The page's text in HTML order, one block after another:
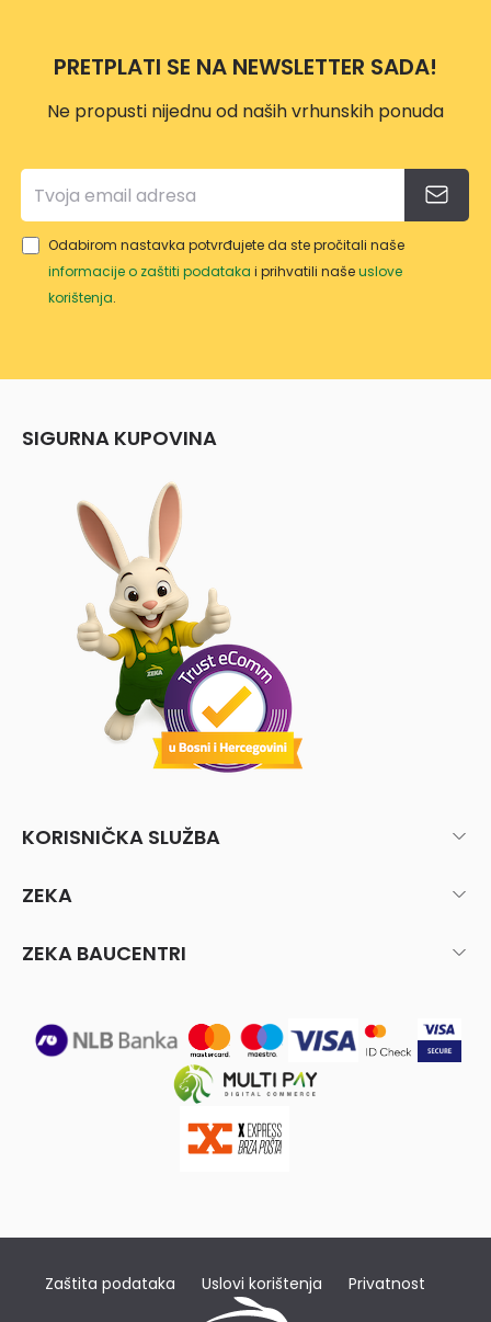
LNO
GLAV
PRETPLATI SE NA NEWSLETTER SADA!
Ne propusti nijednu od naših vrhunskih ponuda
Odabirom nastavka potvrđujete da ste pročitali naše
informacije o zaštiti podataka i prihvatili našeuslove
korištenja.
SIGURNA KUPOVINA
KORISNIČKA SLUŽBA
ZEKA
ZEKA BAUCENTRI
Zaštita podataka Uslovi korištenja Privatnost